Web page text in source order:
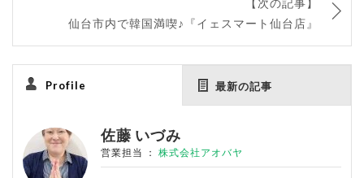
【次の記事】
仙台市内で韓国満喫♪『イェスマート仙台店』
Profile 最新の記事
佐藤 いづみ
営業担当 ： 株式会社アオバヤ